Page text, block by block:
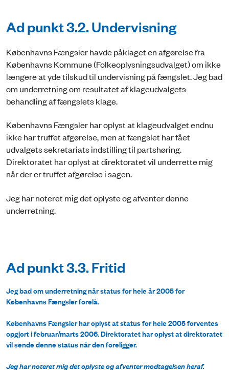
Ad punkt 3.2. Undervisning
Københavns Fængsler havde påklaget en afgørelse fra
Københavns Kommune (Folkeoplysningsudvalget) om ikke
længere at yde tilskud til undervisning på fængslet. Jeg bad
om underretning om resultatet af klageudvalgets
behandling af fængslets klage.
Københavns Fængsler har oplyst at klageudvalget endnu
ikke har truffet afgørelse, men at fængslet har fået
udvalgets sekretariats indstilling til partshøring.
Direktoratet har oplyst at direktoratet vil underrette mig
når der er truffet afgørelse i sagen.
Jeg har noteret mig det oplyste og afventer denne
underretning.
Ad punkt 3.3. Fritid
Jeg bad om underretning når status for hele år 2005 for
Københavns Fængsler forelå.
Københavns Fængsler har oplyst at status for hele 2005 forventes
opgjort i februar/marts 2006. Direktoratet har oplyst at direktoratet
vil sende denne status når den foreligger.
Jeg har noteret mig det oplyste og afventer modtagelsen heraf.